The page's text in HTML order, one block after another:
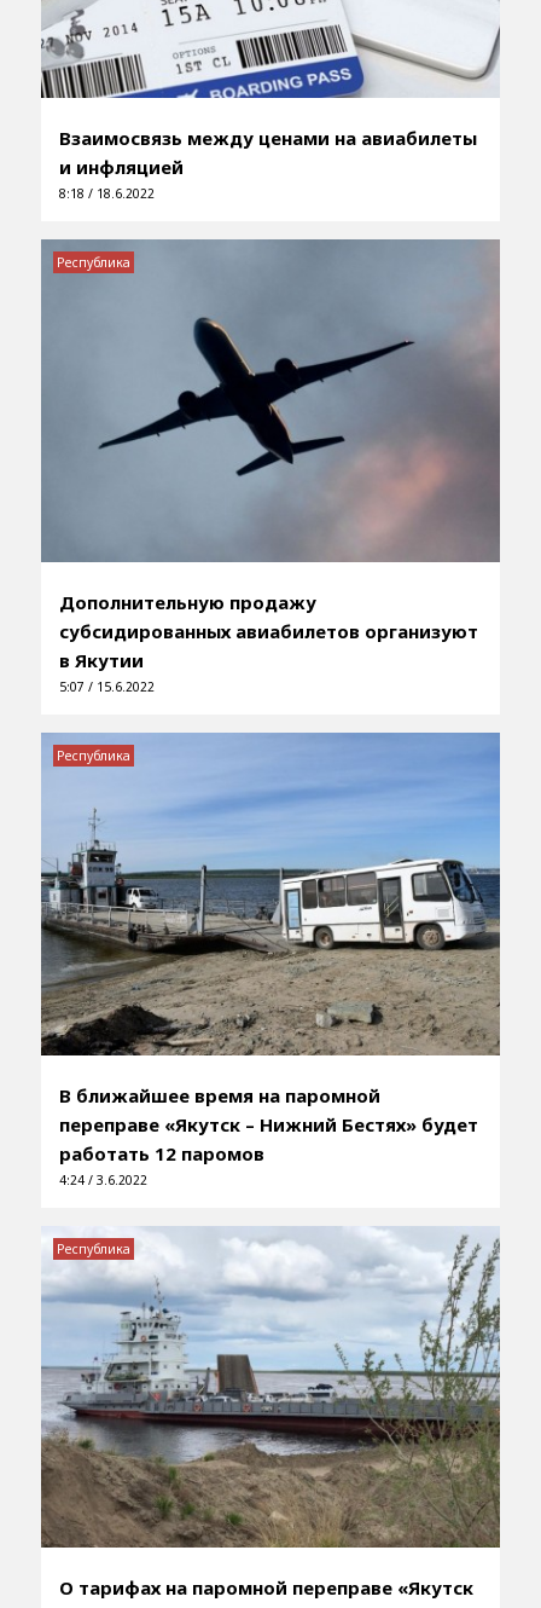
Взаимосвязь между ценами на авиабилеты
и инфляцией
8:18 / 18.6.2022
Дополнительную продажу
субсидированных авиабилетов организуют
в Якутии
5:07 / 15.6.2022
Республика
В ближайшее время на паромной
переправе «Якутск – Нижний Бестях» будет
работать 12 паромов
4:24 / 3.6.2022
Республика
О тарифах на паромной переправе «Якутск
Республика